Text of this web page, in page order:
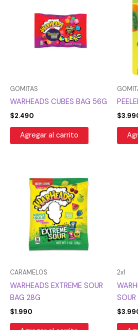
GOMITAS
WARHEADS CUBES BAG 56G
$2.490
Agregar al carrito
$
CARAMELOS
WARHEADS EXTREME SOUR
BAG 28G
$1.990
2x1
$